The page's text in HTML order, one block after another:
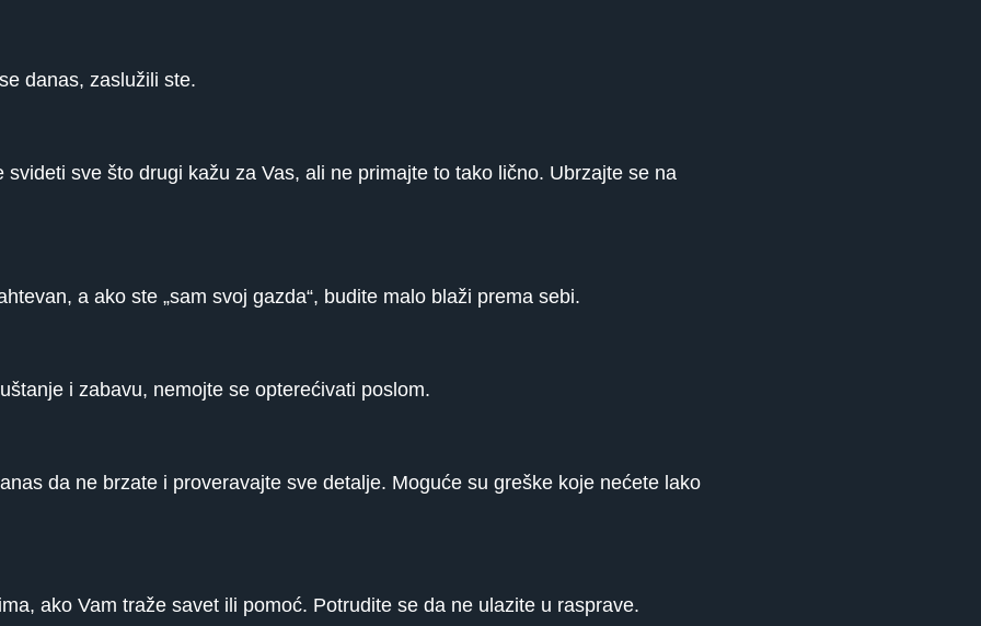
danas, zaslužili ste.
sve što drugi kažu za Vas, ali ne primajte to tako lično. Ubrzajte se na
a ako ste „sam svoj gazda“, budite malo blaži prema sebi.
i zabavu, nemojte se opterećivati poslom.
da ne brzate i proveravajte sve detalje. Moguće su greške koje nećete lako
ako Vam traže savet ili pomoć. Potrudite se da ne ulazite u rasprave.